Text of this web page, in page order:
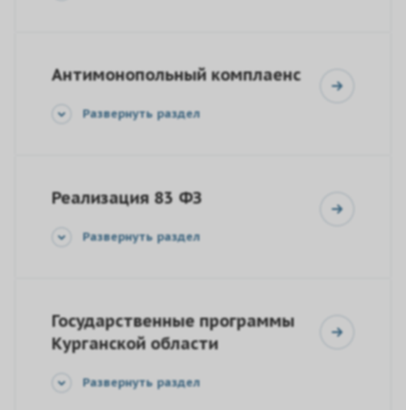
Антимонопольный комплаенс
Развернуть раздел
Реализация 83 ФЗ
Развернуть раздел
Государственные программы
Курганской области
Развернуть раздел